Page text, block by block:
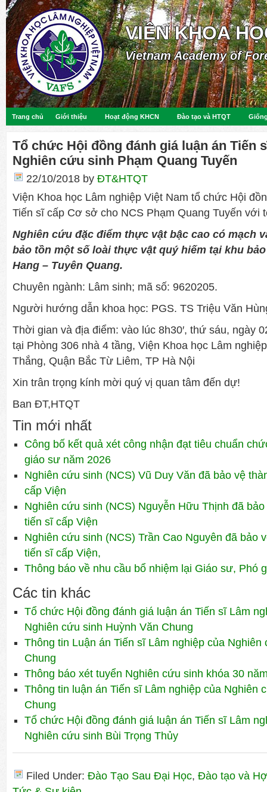
VIỆN KHOA
Vietnam Academy of
Trang chủ Giới thiệu Hoạt động KHCN Đào tạo và HTQT
Tổ chức Hội đồng đánh giá luận án Tiến
Nghiên cứu sinh Phạm Quang Tuyến
22/10/2018 by ĐT&HTQT
Viện Khoa học Lâm nghiệp Việt Nam tổ chức Hội
Tiến sĩ cấp Cơ sở cho NCS Phạm Quang Tuyến với
Nghiên cứu đặc điểm thực vật bậc cao có mạch
bảo tồn một số loài thực vật quý hiếm tại khu
Hang – Tuyên Quang.
Chuyên ngành: Lâm sinh; mã số: 9620205.
Người hướng dẫn khoa học: PGS. TS Triệu Văn
Thời gian và địa điểm: vào lúc 8h30′, thứ sáu, ngày
tại Phòng 306 nhà 4 tầng, Viện Khoa học Lâm
Thắng, Quận Bắc Từ Liêm, TP Hà Nội
Xin trân trọng kính mời quý vị quan tâm đến dự!
Ban ĐT,HTQT
Tin mới nhất
Công bố kết quả xét công nhận đạt tiêu chuẩn
giáo sư năm 2026
Nghiên cứu sinh (NCS) Vũ Duy Văn đã bảo vệ
cấp Viện
Nghiên cứu sinh (NCS) Nguyễn Hữu Thịnh đã
tiến sĩ cấp Viện
Nghiên cứu sinh (NCS) Trần Cao Nguyên đã bảo
tiến sĩ cấp Viện,
Thông báo về nhu cầu bổ nhiệm lại Giáo sư, Phó
Các tin khác
Tổ chức Hội đồng đánh giá luận án Tiến sĩ Lâm
Nghiên cứu sinh Huỳnh Văn Chung
Thông tin Luận án Tiến sĩ Lâm nghiệp của Nghiên
Chung
Thông báo xét tuyển Nghiên cứu sinh khóa 30
Thông tin luận án Tiến sĩ Lâm nghiệp của Nghiên
Chung
Tổ chức Hội đồng đánh giá luận án Tiến sĩ Lâm
Nghiên cứu sinh Bùi Trọng Thủy
Filed Under: Đào Tạo Sau Đại Học, Đào tạo và